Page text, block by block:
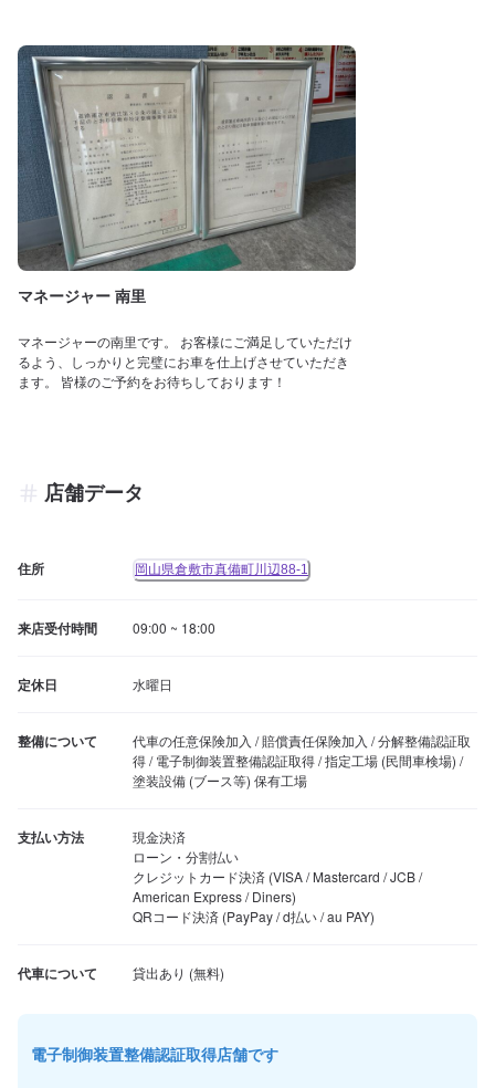
マネージャー 南里
マネージャーの南里です。 お客様にご満足していただけ
るよう、しっかりと完璧にお車を仕上げさせていただき
ます。 皆様のご予約をお待ちしております！
店舗データ
住所 岡山県倉敷市真備町川辺88-1
来店受付時間 09:00 ~ 18:00
定休日 水曜日
整備について
代車の任意保険加入 / 賠償責任保険加入 / 分解整備認証取
得 / 電子制御装置整備認証取得 / 指定工場 (民間車検場) /
塗装設備 (ブース等) 保有工場
支払い方法
現金決済
ローン・分割払い
クレジットカード決済 (VISA / Mastercard / JCB /
American Express / Diners)
QRコード決済 (PayPay / d払い / au PAY)
代車について
電子制御装置整備認証取得店舗です